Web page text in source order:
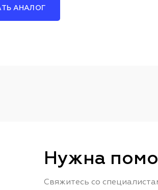
АНАЛОГ
Нужна
Свяжитесь со